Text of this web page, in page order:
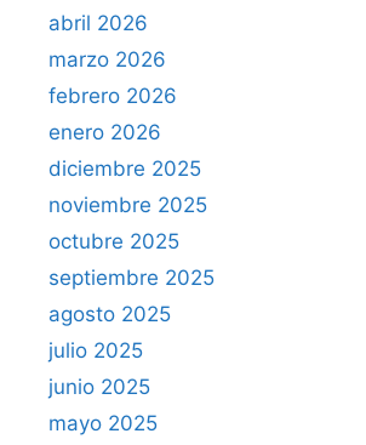
abril 2026
marzo 2026
febrero 2026
enero 2026
diciembre 2025
noviembre 2025
octubre 2025
septiembre 2025
agosto 2025
julio 2025
junio 2025
mayo 2025